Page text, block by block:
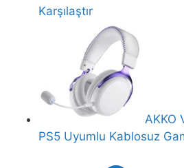
Karşılaştır
AKKO
PS5 Uyumlu Kablosuz